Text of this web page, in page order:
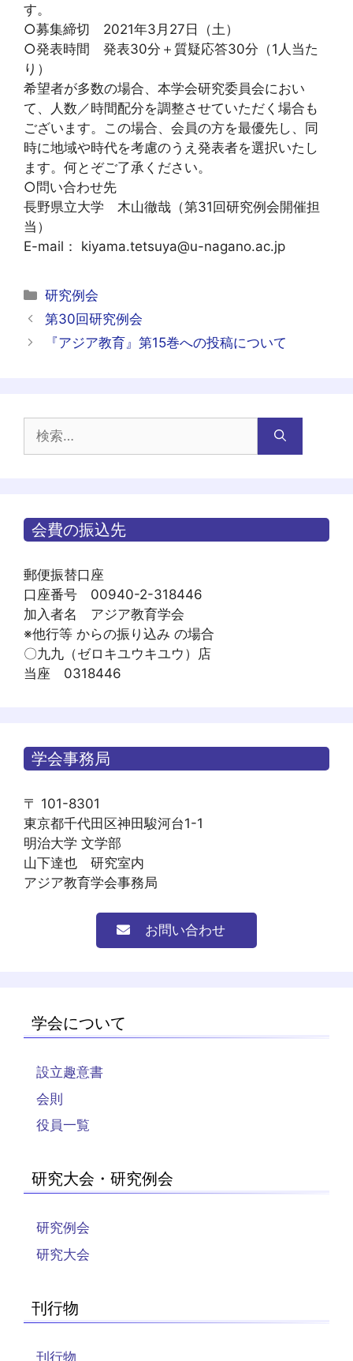
す。
○募集締切 2021年3月27日（土）
○発表時間 発表30分＋質疑応答30分（1人当た
り）
希望者が多数の場合、本学会研究委員会におい
て、人数／時間配分を調整させていただく場合も
ございます。この場合、会員の方を最優先し、同
時に地域や時代を考慮のうえ発表者を選択いたし
ます。何とぞご了承ください。
○問い合わせ先
長野県立大学 木山徹哉（第31回研究例会開催担
当）
E-mail： kiyama.tetsuya@u-nagano.ac.jp
カ
テ
ゴ
研究例会
投
稿
ー
ョ
第30回研究例会
『アジア教育』第15巻への投稿について
索:
会費の振込先
郵便振替口座
口座番号 00940-2-318446
加入者名 アジア教育学会
※他行等 からの振り込み の場合
〇九九（ゼロキユウキユウ）店
当座 0318446
学会事務局
〒 101-8301
東京都千代田区神田駿河台1-1
明治大学 文学部
山下達也 研究室内
アジア教育学会事務局
お問い合わせ
学会について
設立趣意書
会則
役員一覧
研究大会・研究例会
研究例会
研究大会
刊行物
刊行物